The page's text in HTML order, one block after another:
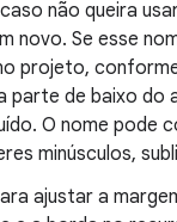
não queira
novo. Se esse
projeto,
parte de baixo do
O nome pode
minúsculos,
ajustar a